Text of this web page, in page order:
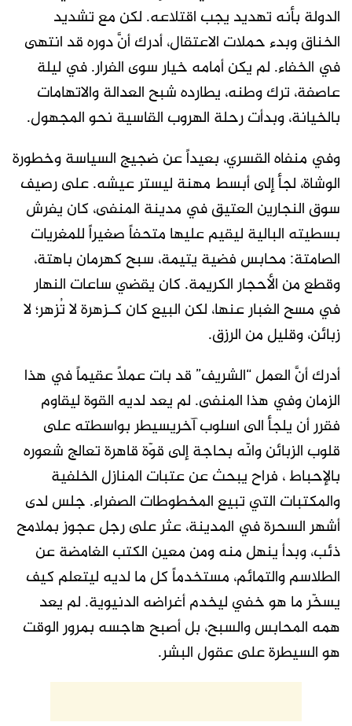
الدولة بأنه تهديد يجب اقتلاعه. لكن مع تشديد
الخناق وبدء حملات الاعتقال، أدرك أنَّ دوره قد انتهى
في الخفاء. لم يكن أمامه خيار سوى الفرار. في ليلة
عاصفة، ترك وطنه، يطارده شبح العدالة والاتهامات
بالخيانة، وبدأت رحلة الهروب القاسية نحو المجهول.
وفي منفاه القسري، بعيداً عن ضجيج السياسة وخطورة
الوشاة، لجأ إلى أبسط مهنة ليستر عيشه. على رصيف
سوق النجارين العتيق في مدينة المنفى، كان يفرش
بسطيته البالية ليقيم عليها متحفاً صغيراً للمغريات
الصامتة: محابس فضية يتيمة، سبح كهرمان باهتة،
وقطع من الأحجار الكريمة. كان يقضي ساعات النهار
في مسح الغبار عنها، لكن البيع كان كـزهرة لا تُزهر؛ لا
زبائن، وقليل من الرزق.
أدرك أنَّ العمل “الشريف” قد بات عملاً عقيماً في هذا
الزمان وفي هذا المنفى. لم يعد لديه القوة ليقاوم
فقرر أن يلجأ الى اسلوب آخريسيطر بواسطته على
قلوب الزبائن وانّه بحاجة إلى قوّة قاهرة تعالج شعوره
بالإحباط ، فراح يبحث عن عتبات المنازل الخلفية
والمكتبات التي تبيع المخطوطات الصفراء. جلس لدى
أشهر السحرة في المدينة، عثر على رجل عجوز بملامح
ذئب، وبدأ ينهل منه ومن معين الكتب الغامضة عن
الطلاسم والتمائم، مستخدماً كل ما لديه ليتعلم كيف
يسخّر ما هو خفي ليخدم أغراضه الدنيوية. لم يعد
همه المحابس والسبح، بل أصبح هاجسه بمرور الوقت
هو السيطرة على عقول البشر.